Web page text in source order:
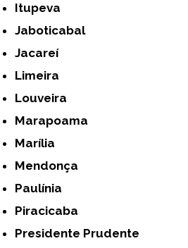
Itupeva
Jaboticabal
Jacareí
Limeira
Louveira
Marapoama
Marília
Mendonça
Paulínia
Piracicaba
Presidente Prudente